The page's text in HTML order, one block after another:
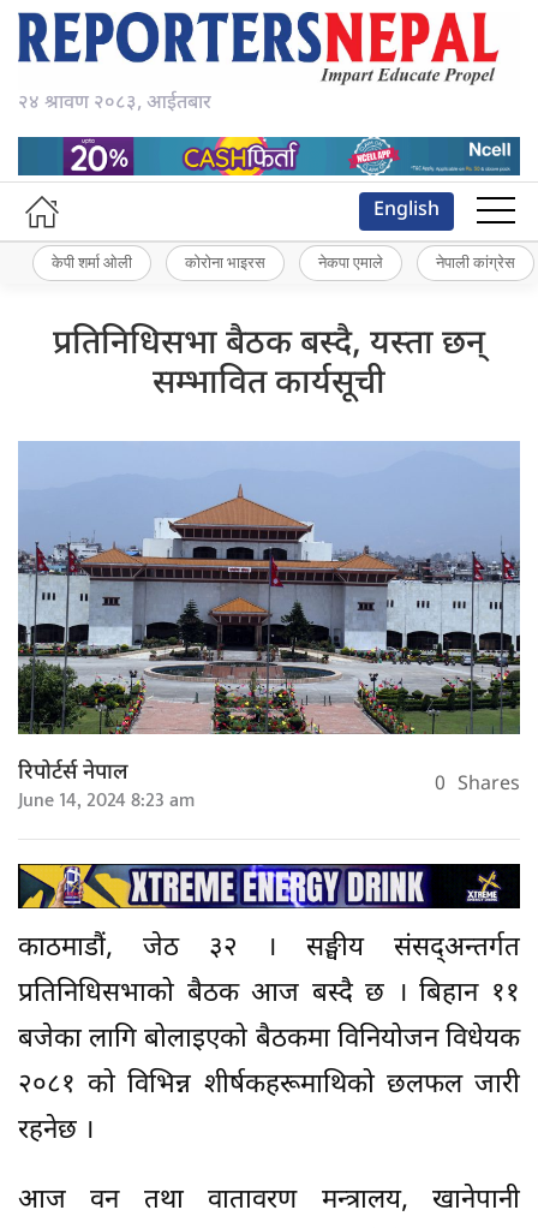
२४ श्रावण २०८३, आईतबार
English
केपी शर्मा ओली कोरोना भाइरस नेकपा एमाले नेपाली कांग्रेस
प्रतिनिधिसभा बैठक बस्दै, यस्ता छन्
सम्भावित कार्यसूची
रिपोर्टर्स नेपाल
June 14, 2024 8:23 am 0 Shares
काठमाडौं, जेठ ३२ । सङ्घीय संसद्अन्तर्गत
प्रतिनिधिसभाको बैठक आज बस्दै छ । बिहान ११
बजेका लागि बोलाइएको बैठकमा विनियोजन विधेयक
२०८१ को विभिन्न शीर्षकहरूमाथिको छलफल जारी
रहनेछ ।
आज वन तथा वातावरण मन्त्रालय, खानेपानी